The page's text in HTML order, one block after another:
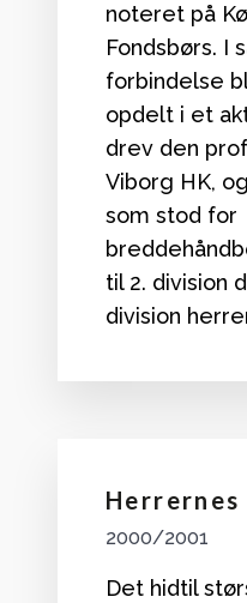
noteret på
Fondsbørs. I
forbindelse
opdelt i et
drev den
Viborg HK,
som stod for
til 2. division
division
2000/2001
Det hidtil